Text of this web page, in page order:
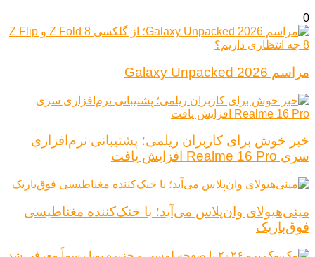
0
مراسم Galaxy Unpacked 2026
خبر خوش برای کاربران ریلمی؛ پشتیبانی نرم‌افزاری
سری Realme 16 Pro افزایش یافت
مینی‌هیولای وان‌پلاس می‌آید؛ با خنک‌کننده مغناطیسی
فوق‌باریک